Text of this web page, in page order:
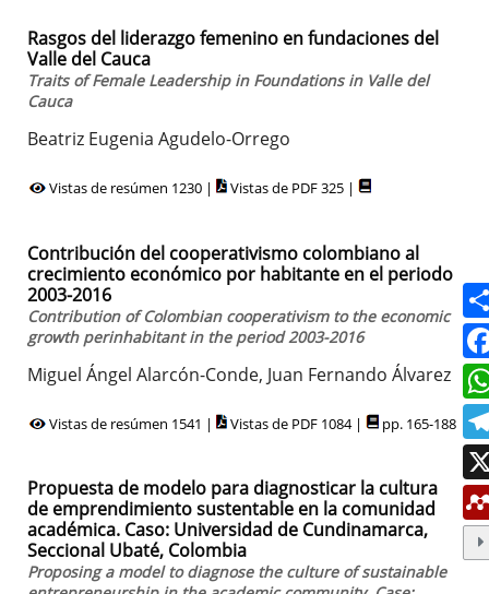
Rasgos del liderazgo femenino en fundaciones del
Valle del Cauca
Traits of Female Leadership in Foundations in Valle del
Cauca
Beatriz Eugenia Agudelo-Orrego
Vistas de resúmen 1230 | Vistas de PDF 325 |
Contribución del cooperativismo colombiano al
crecimiento económico por habitante en el periodo
2003-2016
Contribution of Colombian cooperativism to the economic
growth perinhabitant in the period 2003-2016
Miguel Ángel Alarcón-Conde, Juan Fernando Álvarez
Vistas de resúmen 1541 | Vistas de PDF 1084 | pp. 165-188
Propuesta de modelo para diagnosticar la cultura
de emprendimiento sustentable en la comunidad
académica. Caso: Universidad de Cundinamarca,
Seccional Ubaté, Colombia
Proposing a model to diagnose the culture of sustainable